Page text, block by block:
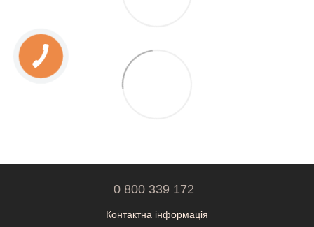
0 800 339 172
Контактна інформація